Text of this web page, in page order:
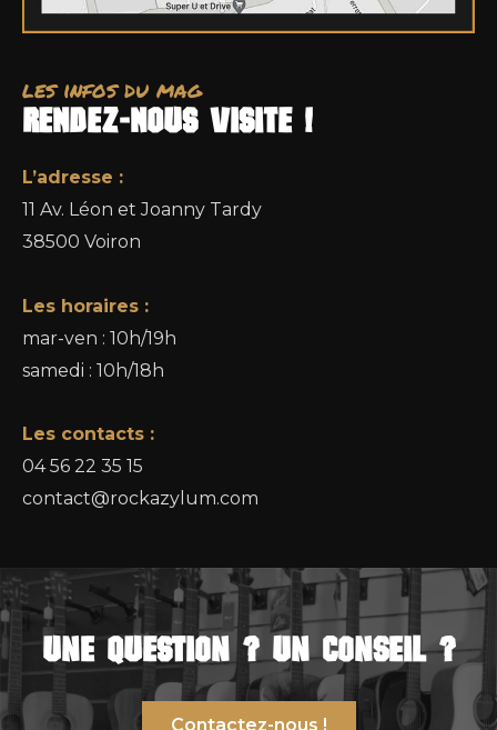
les infos du mag
RENDEZ-NOUS VISITE !
L’adresse :
11 Av. Léon et Joanny Tardy
38500 Voiron
Les horaires :
mar-ven : 10h/19h
samedi : 10h/18h
Les contacts :
04 56 22 35 15
contact@rockazylum.com
Une QUEStIon ? un conseIL ?
Contactez-nous !